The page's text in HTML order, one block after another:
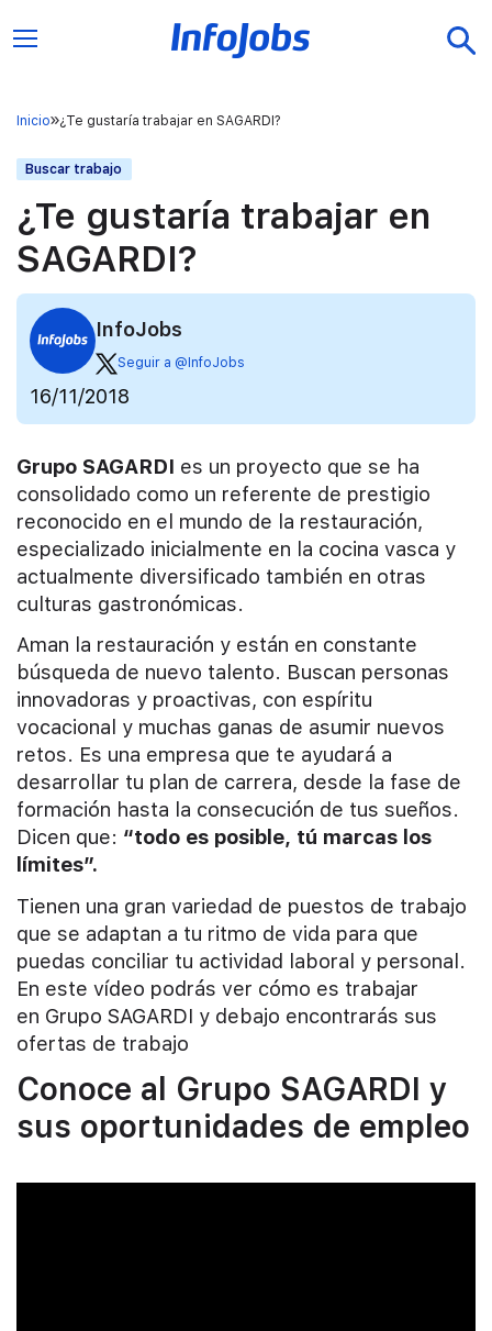
Inicio ¿Te gustaría trabajar en SAGARDI?
Buscar trabajo
¿Te gustaría trabajar en
SAGARDI?
InfoJobs
Seguir a @InfoJobs
16/11/2018
Grupo SAGARDI es un proyecto que se ha
consolidado como un referente de prestigio
reconocido en el mundo de la restauración,
especializado inicialmente en la cocina vasca y
actualmente diversificado también en otras
culturas gastronómicas.
Aman la restauración y están en constante
búsqueda de nuevo talento. Buscan personas
innovadoras y proactivas, con espíritu
vocacional y muchas ganas de asumir nuevos
retos. Es una empresa que te ayudará a
desarrollar tu plan de carrera, desde la fase de
formación hasta la consecución de tus sueños.
Dicen que: “todo es posible, tú marcas los
límites”.
Tienen una gran variedad de puestos de trabajo
que se adaptan a tu ritmo de vida para que
puedas conciliar tu actividad laboral y personal.
En este vídeo podrás ver cómo es trabajar
en Grupo SAGARDI y debajo encontrarás sus
ofertas de trabajo
Conoce al Grupo SAGARDI y
sus oportunidades de empleo